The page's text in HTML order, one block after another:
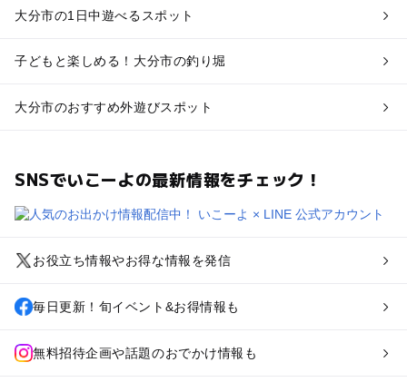
大分市の1日中遊べるスポット
子どもと楽しめる！大分市の釣り堀
大分市のおすすめ外遊びスポット
SNSでいこーよの最新情報をチェック！
お役立ち情報やお得な情報を発信
毎日更新！旬イベント&お得情報も
無料招待企画や話題のおでかけ情報も